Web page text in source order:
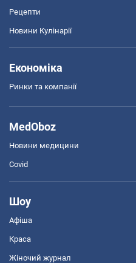
Рецепти
Новини Кулінарії
Економіка
Ринки та компанії
MedOboz
Новини медицини
Covid
Шоу
Афіша
Краса
Жіночий журнал